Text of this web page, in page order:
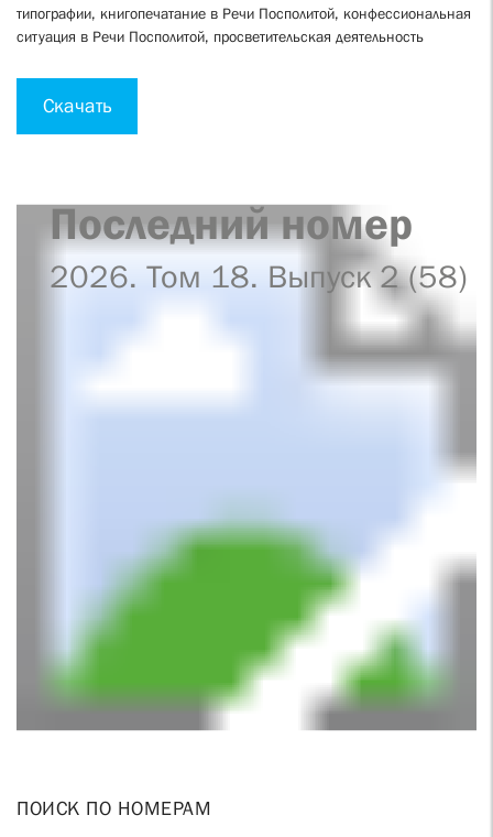
типографии, книгопечатание в Речи Посполитой, конфессиональная
ситуация в Речи Посполитой, просветительская деятельность
Скачать
Последний номер
2026. Том 18. Выпуск 2 (58)
ПОИСК ПО НОМЕРАМ